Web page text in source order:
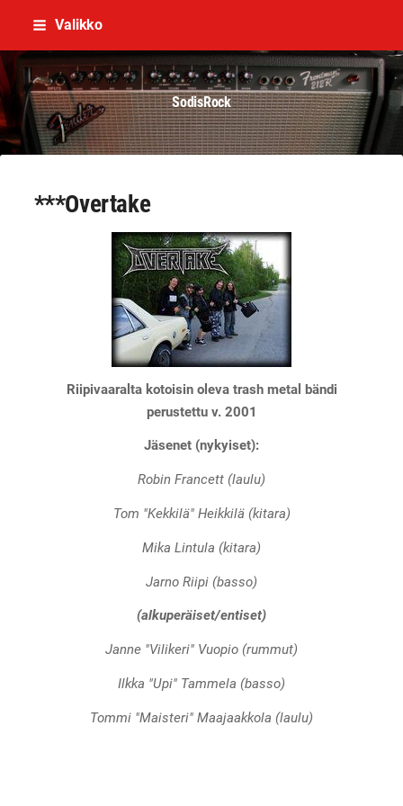
Siirry
sisältöön
Valikko
SodisRock
***Overtake
Riipivaaralta kotoisin oleva trash metal bändi
perustettu v. 2001
Jäsenet (nykyiset):
Robin Francett (laulu)
Tom "Kekkilä" Heikkilä (kitara)
Mika Lintula (kitara)
Jarno Riipi (basso)
(alkuperäiset/entiset)
Janne "Vilikeri" Vuopio (rummut)
Ilkka "Upi" Tammela (basso)
Tommi "Maisteri" Maajaakkola (laulu)